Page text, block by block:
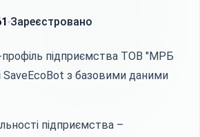
Зареєстровано
профіль підприємства ТОВ "МРБ
з базовими даними
підприємства –